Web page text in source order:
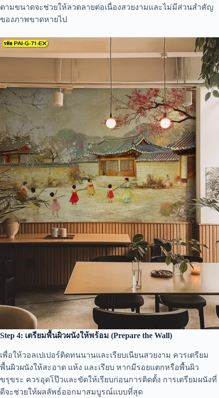
ตามขนาดจะช่วยให้ลวดลายต่อเนื่องสวยงามและไม่มีส่วนสำคัญ
ของภาพขาดหายไป
Step 4: เตรียมพื้นผิวผนังให้พร้อม (Prepare the Wall)
เพื่อให้วอลเปเปอร์ติดทนนานและเรียบเนียนสวยงาม ควรเตรียม
พื้นผิวผนังให้สะอาด แห้ง และเรียบ หากมีรอยแตกหรือพื้นผิว
ขรุขระ ควรอุดโป๊วและขัดให้เรียบก่อนการติดตั้ง การเตรียมผนังที่
ดีจะช่วยให้ผลลัพธ์ออกมาสมบูรณ์แบบที่สุด